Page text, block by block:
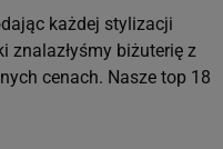
każdej stylizacji
znalazłyśmy biżuterię z
cenach. Nasze top 18